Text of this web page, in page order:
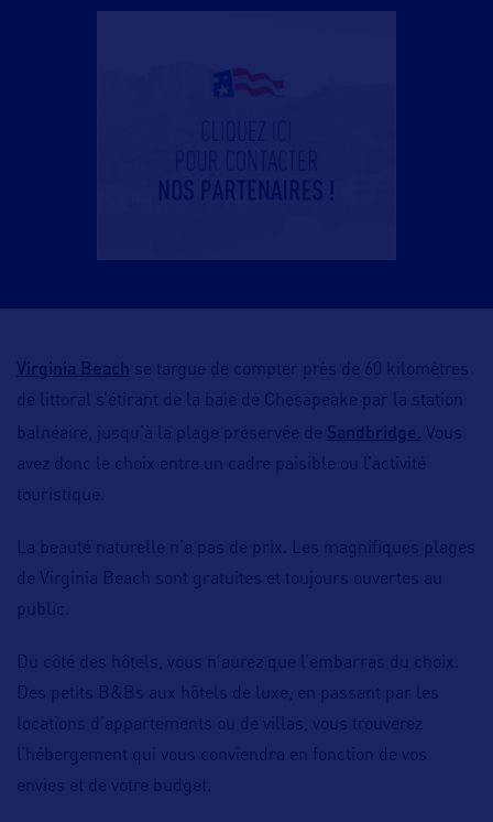
Virginia Beach se targue de compter près de 60 kilomètres
de littoral s’étirant de la baie de Chesapeake par la station
balnéaire, jusqu’à la plage préservée de Sandbridge. Vous
avez donc le choix entre un cadre paisible ou l’activité
touristique.
La beauté naturelle n’a pas de prix. Les magnifiques plages
de Virginia Beach sont gratuites et toujours ouvertes au
public.
Du côté des hôtels, vous n’aurez que l’embarras du choix.
Des petits B&Bs aux hôtels de luxe, en passant par les
locations d’appartements ou de villas, vous trouverez
l’hébergement qui vous conviendra en fonction de vos
envies et de votre budget.